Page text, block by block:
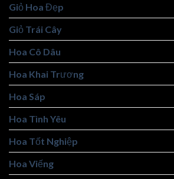
Giỏ Hoa Đẹp
Giỏ Trái Cây
Hoa Cô Dâu
Hoa Khai Trương
Hoa Sáp
Hoa Tình Yêu
Hoa Tốt Nghiệp
Hoa Viếng